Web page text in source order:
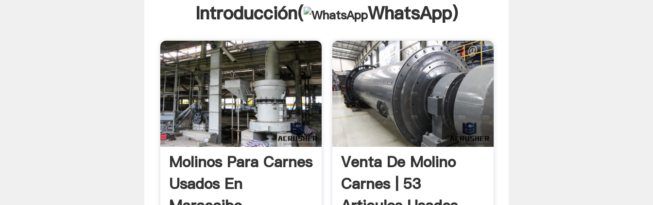
Introducción(
WhatsApp)
Molinos Para Carnes
Usados En
Venta De Molino
Carnes | 53